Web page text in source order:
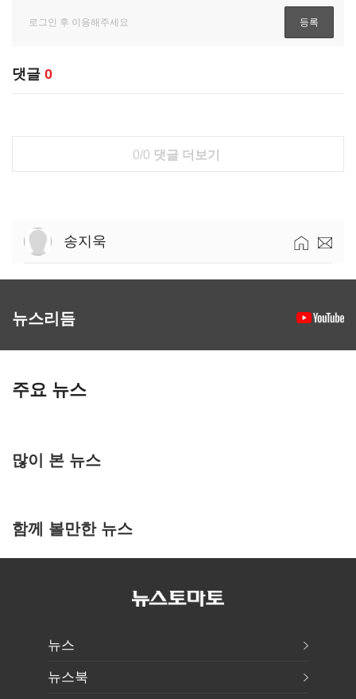
댓글 0
0/0 댓글 더보기
송지욱
뉴스리듬
주요 뉴스
많이 본 뉴스
함께 볼만한 뉴스
뉴스
뉴스북